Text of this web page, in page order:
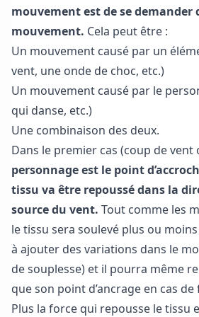
mouvement est de se demander
mouvement. Cela peut être :
Un mouvement causé par un
vent, une onde de choc, etc.)
Un mouvement causé par le
qui danse, etc.)
Une combinaison des deux.
Dans le premier cas (coup de vent
personnage est le point
tissu va être repoussé dans la
source du vent. Tout comme les
le tissu sera soulevé plus ou
à ajouter des variations dans le
de souplesse) et il pourra même
que son point d’ancrage en cas
Plus la force qui repousse le tissu